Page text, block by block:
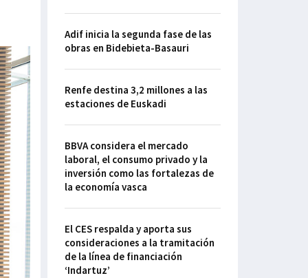
Adif inicia la segunda fase de las
obras en Bidebieta-Basauri
Renfe destina 3,2 millones a las
estaciones de Euskadi
BBVA considera el mercado
laboral, el consumo privado y la
inversión como las fortalezas de
la economía vasca
El CES respalda y aporta sus
consideraciones a la tramitación
de la línea de financiación
‘Indartuz’